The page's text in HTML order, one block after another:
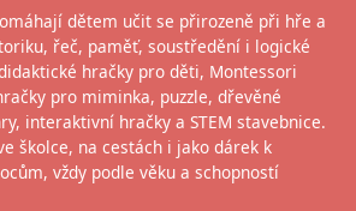
dětem učit se přirozeně při hře a
řeč, paměť, soustředění i logické
hračky pro děti, Montessori
pro miminka, puzzle, dřevěné
interaktivní hračky a STEM stavebnice.
školce, na cestách i jako dárek k
vždy podle věku a schopností